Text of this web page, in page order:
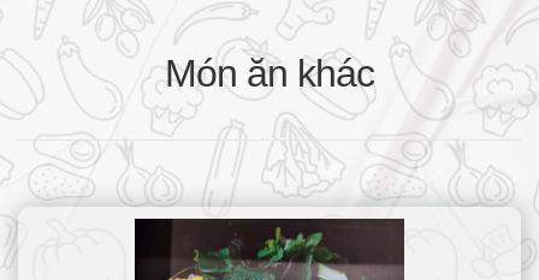
Món ăn khác